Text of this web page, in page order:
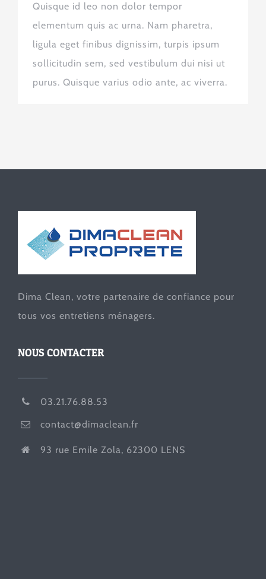
Quisque id leo non dolor tempor
elementum quis ac urna. Nam pharetra,
ligula eget finibus dignissim, turpis ipsum
sollicitudin sem, sed vestibulum dui nisi ut
purus. Quisque varius odio ante, ac viverra.
Dima Clean, votre partenaire de confiance pour
tous vos entretiens ménagers.
NOUS CONTACTER
03.21.76.88.53
contact@dimaclean.fr
93 rue Emile Zola, 62300 LENS